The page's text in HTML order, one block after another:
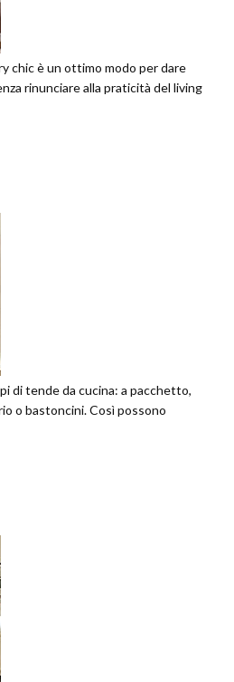
chic è un ottimo modo per dare
rinunciare alla praticità del living
di tende da cucina: a pacchetto,
o bastoncini. Così possono